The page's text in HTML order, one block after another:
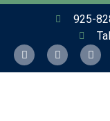
925-